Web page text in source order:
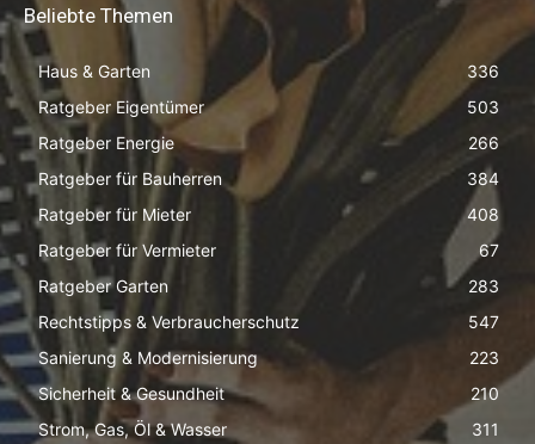
Beliebte Themen
Haus & Garten
336
Ratgeber Eigentümer
503
Ratgeber Energie
266
Ratgeber für Bauherren
384
Ratgeber für Mieter
408
Ratgeber für Vermieter
67
Ratgeber Garten
283
Rechtstipps & Verbraucherschutz
547
Sanierung & Modernisierung
223
Sicherheit & Gesundheit
210
Strom, Gas, Öl & Wasser
311